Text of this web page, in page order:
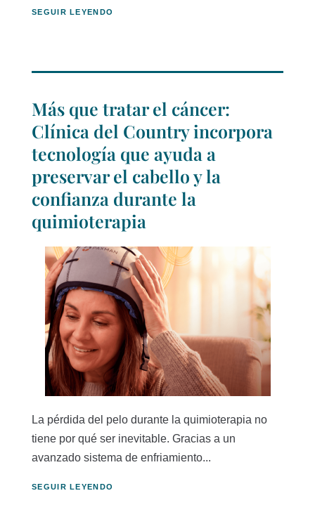
SEGUIR LEYENDO
Más que tratar el cáncer:
Clínica del Country incorpora
tecnología que ayuda a
preservar el cabello y la
confianza durante la
quimioterapia
La pérdida del pelo durante la quimioterapia no
tiene por qué ser inevitable. Gracias a un
avanzado sistema de enfriamiento...
SEGUIR LEYENDO